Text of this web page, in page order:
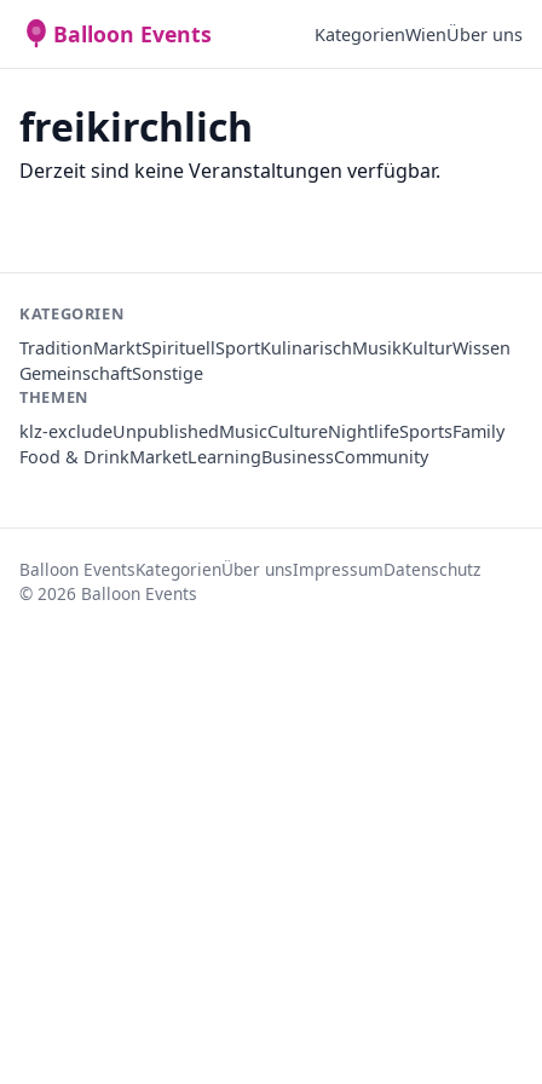
Balloon Events KategorienWienÜber uns
freikirchlich
Derzeit sind keine Veranstaltungen verfügbar.
KATEGORIEN
TraditionMarktSpirituellSportKulinarischMusikKulturWissen
GemeinschaftSonstige
THEMEN
klz-excludeUnpublishedMusicCultureNightlifeSportsFamily
Food & DrinkMarketLearningBusinessCommunity
Balloon EventsKategorienÜber unsImpressumDatenschutz
© 2026 Balloon Events